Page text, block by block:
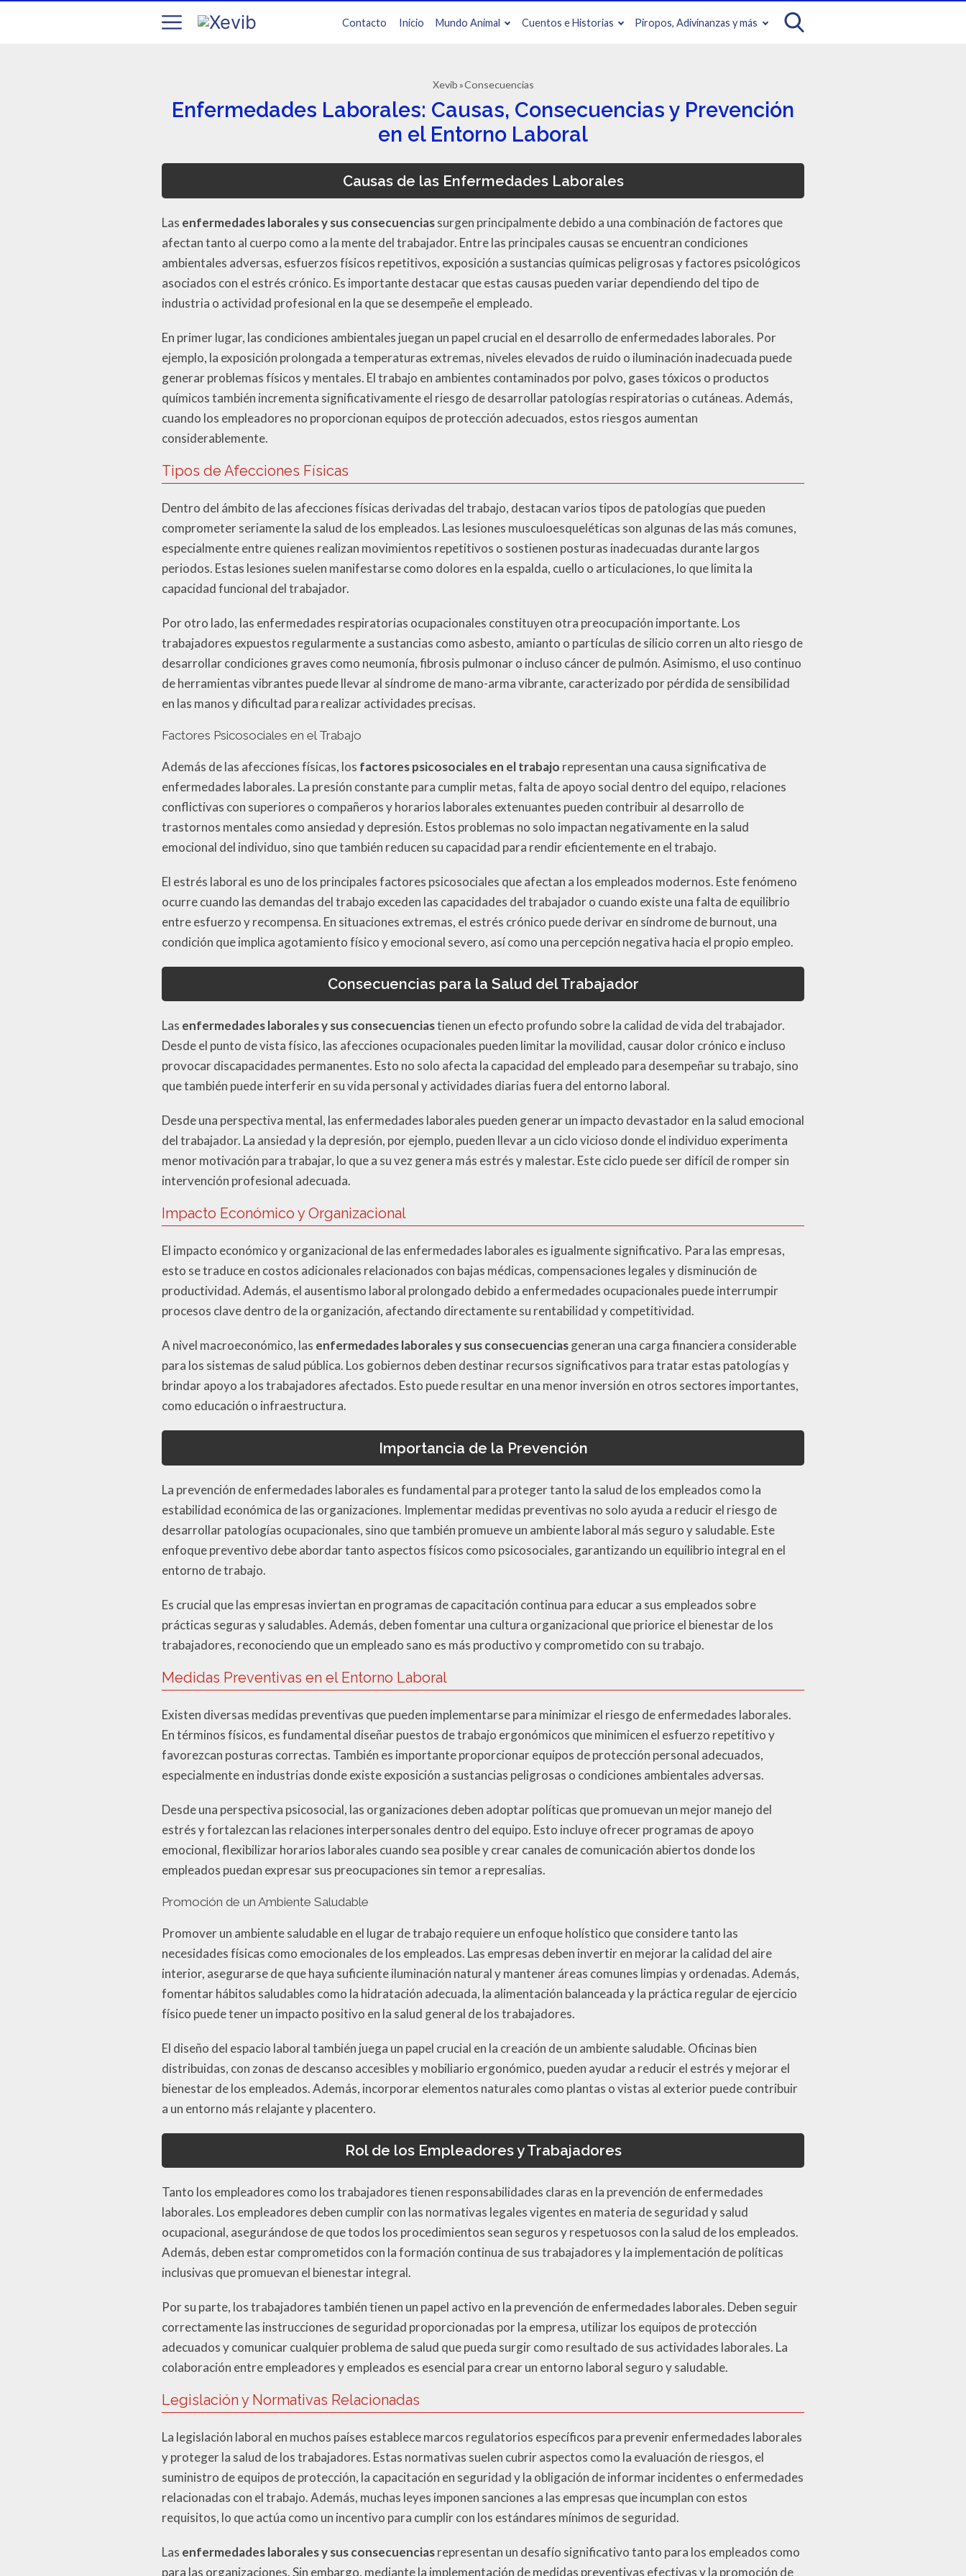
Contacto Inicio Mundo Animal Cuentos e Historias Piropos, Adivinanzas y más
Xevib Consecuencias
Enfermedades Laborales: Causas, Consecuencias y Prevención
en el Entorno Laboral
Causas de las Enfermedades Laborales
Las enfermedades laborales y sus consecuenciassurgen principalmente debido a una combinación de factores que
afectan tanto al cuerpo como a la mente del trabajador. Entre las principales causas se encuentran condiciones
ambientales adversas, esfuerzos físicos repetitivos, exposición a sustancias químicas peligrosas y factores psicológicos
asociados con el estrés crónico. Es importante destacar que estas causas pueden variar dependiendo del tipo de
industria o actividad profesional en la que se desempeñe el empleado.
En primer lugar, las condiciones ambientales juegan un papel crucial en el desarrollo de enfermedades laborales. Por
ejemplo, la exposición prolongada a temperaturas extremas, niveles elevados de ruido o iluminación inadecuada puede
generar problemas físicos y mentales. El trabajo en ambientes contaminados por polvo, gases tóxicos o productos
químicos también incrementa significativamente el riesgo de desarrollar patologías respiratorias o cutáneas. Además,
cuando los empleadores no proporcionan equipos de protección adecuados, estos riesgos aumentan
considerablemente.
Tipos de Afecciones Físicas
Dentro del ámbito de las afecciones físicas derivadas del trabajo, destacan varios tipos de patologías que pueden
comprometer seriamente la salud de los empleados. Las lesiones musculoesqueléticas son algunas de las más comunes,
especialmente entre quienes realizan movimientos repetitivos o sostienen posturas inadecuadas durante largos
periodos. Estas lesiones suelen manifestarse como dolores en la espalda, cuello o articulaciones, lo que limita la
capacidad funcional del trabajador.
Por otro lado, las enfermedades respiratorias ocupacionales constituyen otra preocupación importante. Los
trabajadores expuestos regularmente a sustancias como asbesto, amianto o partículas de silicio corren un alto riesgo de
desarrollar condiciones graves como neumonía, fibrosis pulmonar o incluso cáncer de pulmón. Asimismo, el uso continuo
de herramientas vibrantes puede llevar al síndrome de mano-arma vibrante, caracterizado por pérdida de sensibilidad
en las manos y dificultad para realizar actividades precisas.
Factores Psicosociales en el Trabajo
Además de las afecciones físicas, los factores psicosociales en el trabajo representan una causa significativa de
enfermedades laborales. La presión constante para cumplir metas, falta de apoyo social dentro del equipo, relaciones
conflictivas con superiores o compañeros y horarios laborales extenuantes pueden contribuir al desarrollo de
trastornos mentales como ansiedad y depresión. Estos problemas no solo impactan negativamente en la salud
emocional del individuo, sino que también reducen su capacidad para rendir eficientemente en el trabajo.
El estrés laboral es uno de los principales factores psicosociales que afectan a los empleados modernos. Este fenómeno
ocurre cuando las demandas del trabajo exceden las capacidades del trabajador o cuando existe una falta de equilibrio
entre esfuerzo y recompensa. En situaciones extremas, el estrés crónico puede derivar en síndrome de burnout, una
condición que implica agotamiento físico y emocional severo, así como una percepción negativa hacia el propio empleo.
Consecuencias para la Salud del Trabajador
Las enfermedades laborales y sus consecuenciastienen un efecto profundo sobre la calidad de vida del trabajador.
Desde el punto de vista físico, las afecciones ocupacionales pueden limitar la movilidad, causar dolor crónico e incluso
provocar discapacidades permanentes. Esto no solo afecta la capacidad del empleado para desempeñar su trabajo, sino
que también puede interferir en su vida personal y actividades diarias fuera del entorno laboral.
Desde una perspectiva mental, las enfermedades laborales pueden generar un impacto devastador en la salud emocional
del trabajador. La ansiedad y la depresión, por ejemplo, pueden llevar a un ciclo vicioso donde el individuo experimenta
menor motivación para trabajar, lo que a su vez genera más estrés y malestar. Este ciclo puede ser difícil de romper sin
intervención profesional adecuada.
Impacto Económico y Organizacional
El impacto económico y organizacional de las enfermedades laborales es igualmente significativo. Para las empresas,
esto se traduce en costos adicionales relacionados con bajas médicas, compensaciones legales y disminución de
productividad. Además, el ausentismo laboral prolongado debido a enfermedades ocupacionales puede interrumpir
procesos clave dentro de la organización, afectando directamente su rentabilidad y competitividad.
A nivel macroeconómico, las enfermedades laborales y sus consecuenciasgeneran una carga financiera considerable
para los sistemas de salud pública. Los gobiernos deben destinar recursos significativos para tratar estas patologías y
brindar apoyo a los trabajadores afectados. Esto puede resultar en una menor inversión en otros sectores importantes,
como educación o infraestructura.
Importancia de la Prevención
La prevención de enfermedades laborales es fundamental para proteger tanto la salud de los empleados como la
estabilidad económica de las organizaciones. Implementar medidas preventivas no solo ayuda a reducir el riesgo de
desarrollar patologías ocupacionales, sino que también promueve un ambiente laboral más seguro y saludable. Este
enfoque preventivo debe abordar tanto aspectos físicos como psicosociales, garantizando un equilibrio integral en el
entorno de trabajo.
Es crucial que las empresas inviertan en programas de capacitación continua para educar a sus empleados sobre
prácticas seguras y saludables. Además, deben fomentar una cultura organizacional que priorice el bienestar de los
trabajadores, reconociendo que un empleado sano es más productivo y comprometido con su trabajo.
Medidas Preventivas en el Entorno Laboral
Existen diversas medidas preventivas que pueden implementarse para minimizar el riesgo de enfermedades laborales.
En términos físicos, es fundamental diseñar puestos de trabajo ergonómicos que minimicen el esfuerzo repetitivo y
favorezcan posturas correctas. También es importante proporcionar equipos de protección personal adecuados,
especialmente en industrias donde existe exposición a sustancias peligrosas o condiciones ambientales adversas.
Desde una perspectiva psicosocial, las organizaciones deben adoptar políticas que promuevan un mejor manejo del
estrés y fortalezcan las relaciones interpersonales dentro del equipo. Esto incluye ofrecer programas de apoyo
emocional, flexibilizar horarios laborales cuando sea posible y crear canales de comunicación abiertos donde los
empleados puedan expresar sus preocupaciones sin temor a represalias.
Promoción de un Ambiente Saludable
Promover un ambiente saludable en el lugar de trabajo requiere un enfoque holístico que considere tanto las
necesidades físicas como emocionales de los empleados. Las empresas deben invertir en mejorar la calidad del aire
interior, asegurarse de que haya suficiente iluminación natural y mantener áreas comunes limpias y ordenadas. Además,
fomentar hábitos saludables como la hidratación adecuada, la alimentación balanceada y la práctica regular de ejercicio
físico puede tener un impacto positivo en la salud general de los trabajadores.
El diseño del espacio laboral también juega un papel crucial en la creación de un ambiente saludable. Oficinas bien
distribuidas, con zonas de descanso accesibles y mobiliario ergonómico, pueden ayudar a reducir el estrés y mejorar el
bienestar de los empleados. Además, incorporar elementos naturales como plantas o vistas al exterior puede contribuir
a un entorno más relajante y placentero.
Rol de los Empleadores y Trabajadores
Tanto los empleadores como los trabajadores tienen responsabilidades claras en la prevención de enfermedades
laborales. Los empleadores deben cumplir con las normativas legales vigentes en materia de seguridad y salud
ocupacional, asegurándose de que todos los procedimientos sean seguros y respetuosos con la salud de los empleados.
Además, deben estar comprometidos con la formación continua de sus trabajadores y la implementación de políticas
inclusivas que promuevan el bienestar integral.
Por su parte, los trabajadores también tienen un papel activo en la prevención de enfermedades laborales. Deben seguir
correctamente las instrucciones de seguridad proporcionadas por la empresa, utilizar los equipos de protección
adecuados y comunicar cualquier problema de salud que pueda surgir como resultado de sus actividades laborales. La
colaboración entre empleadores y empleados es esencial para crear un entorno laboral seguro y saludable.
Legislación y Normativas Relacionadas
La legislación laboral en muchos países establece marcos regulatorios específicos para prevenir enfermedades laborales
y proteger la salud de los trabajadores. Estas normativas suelen cubrir aspectos como la evaluación de riesgos, el
suministro de equipos de protección, la capacitación en seguridad y la obligación de informar incidentes o enfermedades
relacionadas con el trabajo. Además, muchas leyes imponen sanciones a las empresas que incumplan con estos
requisitos, lo que actúa como un incentivo para cumplir con los estándares mínimos de seguridad.
Las enfermedades laborales y sus consecuenciasrepresentan un desafío significativo tanto para los empleados como
para las organizaciones. Sin embargo, mediante la implementación de medidas preventivas efectivas y la promoción de